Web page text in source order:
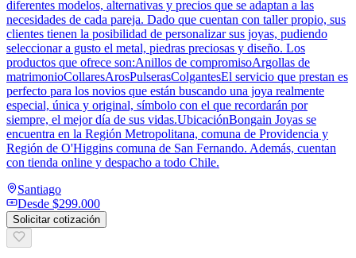
diferentes modelos, alternativas y precios que se adaptan a las
necesidades de cada pareja. Dado que cuentan con taller propio, sus
clientes tienen la posibilidad de personalizar sus joyas, pudiendo
seleccionar a gusto el metal, piedras preciosas y diseño. Los
productos que ofrece son:Anillos de compromisoArgollas de
matrimonioCollaresArosPulserasColgantesEl servicio que prestan es
perfecto para los novios que están buscando una joya realmente
especial, única y original, símbolo con el que recordarán por
siempre, el mejor día de sus vidas.UbicaciónBongain Joyas se
encuentra en la Región Metropolitana, comuna de Providencia y
Región de O'Higgins comuna de San Fernando. Además, cuentan
con tienda online y despacho a todo Chile.
Santiago
Desde $299.000
Solicitar cotización